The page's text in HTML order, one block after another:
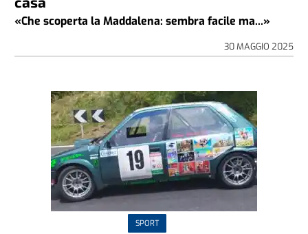
«Che scoperta la Maddalena: sembra facile ma...»
30 MAGGIO 2025
SPORT